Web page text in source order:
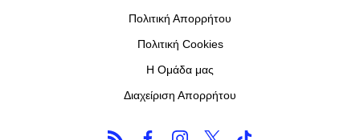
Πολιτική Απορρήτου
Πολιτική Cookies
Η Ομάδα μας
Διαχείριση Απορρήτου